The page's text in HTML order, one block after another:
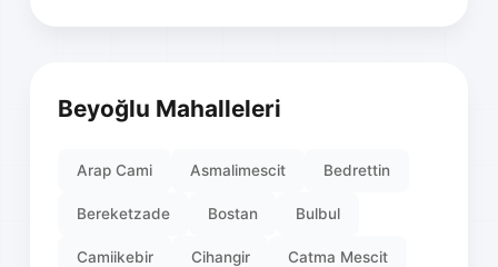
Beyoğlu Mahalleleri
Arap Cami Asmalimescit Bedrettin
Bereketzade Bostan Bulbul
Camiikebir Cihangir Catma Mescit